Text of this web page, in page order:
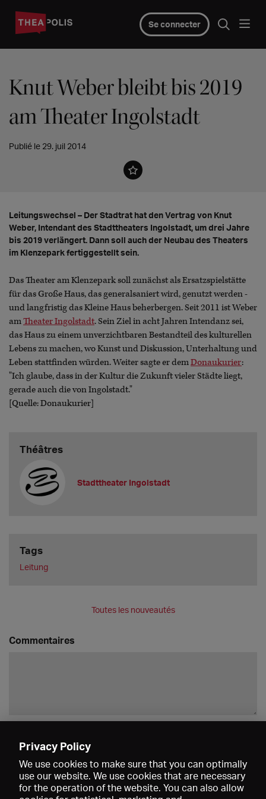
Se connecter
Knut Weber bleibt bis 2019
am Theater Ingolstadt
Publié le 29. juil 2014
Leitungswechsel – Der Stadtrat hat den Vertrag von Knut
Weber, Intendant des Stadttheaters Ingolstadt, um drei Jahre
bis 2019 verlängert. Dann soll auch der Neubau des Theaters
im Klenzepark fertiggestellt sein.
Das Theater am Klenzepark soll zunächst als Ersatzspielstätte
für das Große Haus, das generalsaniert wird, genutzt werden -
und langfristig das Kleine Haus beherbergen. Seit 2011 ist Weber
amTheater Ingolstadt. Sein Ziel in acht Jahren Intendanz sei,
das Haus zu einem unverzichtbaren Bestandteil des kulturellen
Lebens zu machen, wo Kunst und Diskussion, Unterhaltung und
Leben stattfinden würden. Weiter sagte er demDonaukurier:
"Ich glaube, dass in der Kultur die Zukunft vieler Städte liegt,
gerade auch die von Ingolstadt."
[Quelle: Donaukurier]
Théâtres
Stadttheater Ingolstadt
Tags
Leitung
Toutes les nouveautés
Commentaires
Privacy Policy
We use cookies to make sure that you can optimally
use our website. We use cookies that are necessary
for the operation of the website. You can also allow